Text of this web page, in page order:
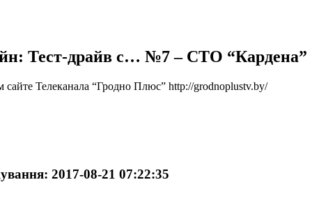
Тест-драйв с… №7 – СТО “Кардена”
Телеканала “Гродно Плюс” http://grodnoplustv.by/
2017-08-21 07:22:35